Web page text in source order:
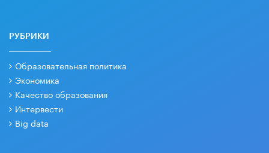
РУБРИКИ
Образовательная политика
Экономика
Качество образования
Интервести
Big data